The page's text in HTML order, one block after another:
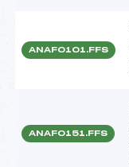
ANAF0101.FFS
ANAF0151.FFS